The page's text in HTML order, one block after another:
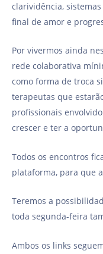
clarividência,
final de amor e
Por vivermos ainda
rede colaborativa
como forma de troca
terapeutas que
profissionais
crescer e ter a
Todos os encontros
plataforma, para que
Teremos a
toda segunda-feira
Ambos os links